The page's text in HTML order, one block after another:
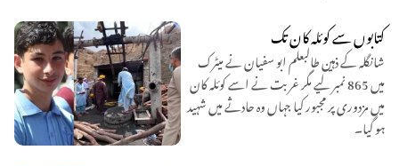
کتابوں سے کوئلہ کان تک
شانگلہ کے ذہین طالبعلم ابو سفیان نے میٹرک
میں 865 نمبر لیے مگر غربت نے اسے کوئلہ کان
میں مزدوری پر مجبور کیا جہاں وہ حادثے میں شہید
ہو گیا۔